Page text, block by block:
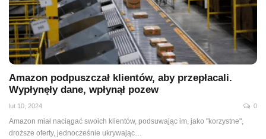
Amazon podpuszczał klientów, aby przepłacali.
Wypłynęły dane, wpłynął pozew
lut 10, 2024 0
Amazon miał naciągać swoich klientów, podsuwając im, jako "korzystne",
droższe oferty, jednocześnie ukrywając…